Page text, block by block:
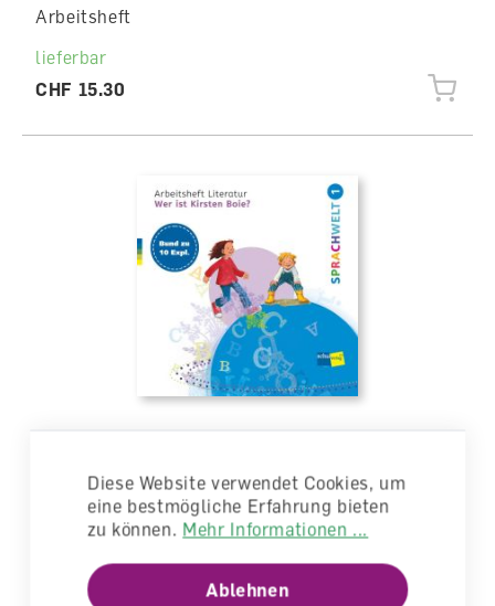
Arbeitsheft
lieferbar
CHF 15.30
Boie?" (10x)
Arbeitsheft
CHF 20.40
Diese Website verwendet Cookies, um
eine bestmögliche Erfahrung bieten
zu können. Mehr Informationen ...
Ablehnen